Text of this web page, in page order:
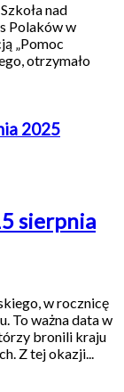
nad
Polaków w
„Pomoc
otrzymało
2025
sierpnia
w rocznicę
To ważna data w
bronili kraju
Z tej okazji...